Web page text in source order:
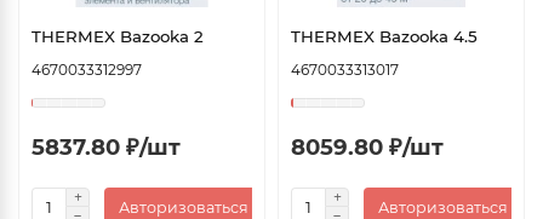
THERMEX Bazooka 2
4670033312997
5837.80 ₽/шт
Авторизоваться
THERMEX Bazooka 4.5
4670033313017
8059.80 ₽/шт
Авторизоваться